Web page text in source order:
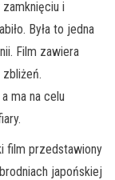
i
Była to jedna
Film zawiera
ma na celu
film przedstawiony
japońskiej